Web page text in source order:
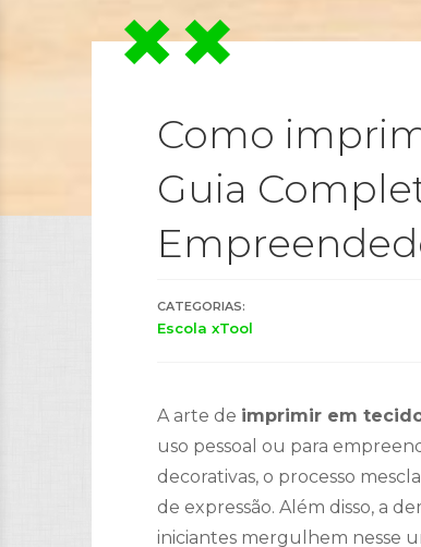
Como
Guia
CATEGORIAS:
Escola xTool
A arte de imprimir em
uso pessoal ou para
decorativas, o processo
de expressão. Além disso, a
iniciantes mergulhem nesse